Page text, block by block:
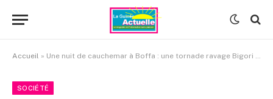
Accueil » Une nuit de cauchemar à Boffa : une tornade ravage Bigori et Mankountan
SOCIÉTÉ